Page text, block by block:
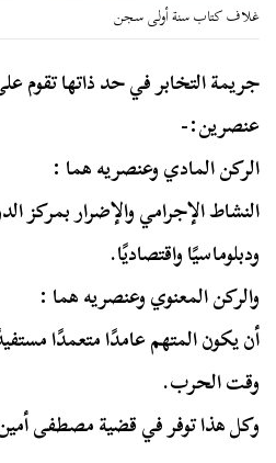
غلاف كتاب سنة أولى سجن
جريمة التخابر في حد ذاتها تقوم
عنصرين:-
الركن المادي وعنصريه هما :
النشاط الإجرامي والإضرار بمركز
ودبلوماسيًا واقتصاديًا.
والركن المعنوي وعنصريه هما :
أن يكون المتهم عامدًا متعمدًا
وقت الحرب.
وكل هذا توفر في قضية مصطفى